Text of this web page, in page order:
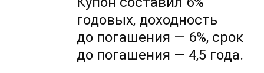
годовых, доходность
до погашения — 6%, срок
до погашения — 4,5 года.